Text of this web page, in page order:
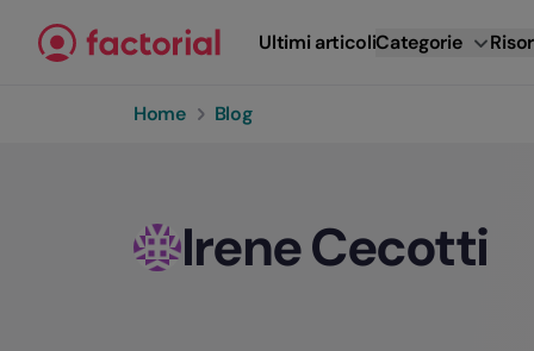
Ultimi articoliCategorie
Home Blog
Irene Cecotti